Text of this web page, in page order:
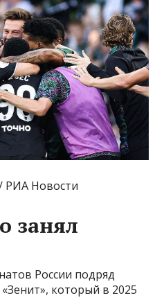
РИА Новости
занял
России подряд
который в 2025